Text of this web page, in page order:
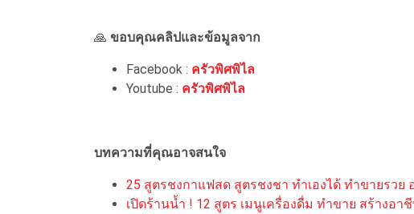
🙏 ขอบคุณคลิปและข้อมูลจาก
Facebook : ครัวพิศพิไล
Youtube : ครัวพิศพิไล
บทความที่คุณอาจสนใจ
25 สูตรชงกาแฟสด สูตรชงชา ทำเองได้ ทำขายรวย
เปิดร้านน้ำ ! 12 สูตร เมนูเครื่องดื่ม ทำขาย สร้างอา